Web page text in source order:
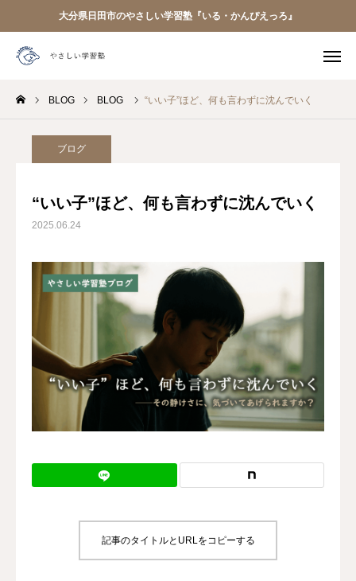
大分県日田市のやさしい学習塾『いる・かんぴえっろ』
BLOG BLOG “いい子”ほど、何も言わずに沈んでいく
ブログ
“いい子”ほど、何も言わずに沈んでいく
2025.06.24
記事のタイトルとURLをコピーする
クラス案内  アクセス
はじめての方へ
開講中のクラス
アクセス